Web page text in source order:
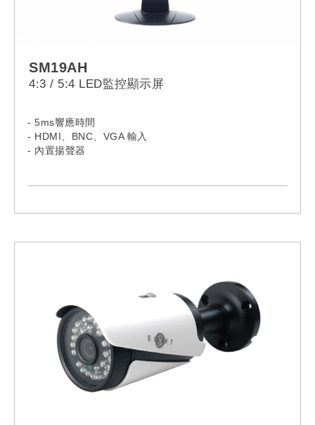
SM19AH
4:3 / 5:4 LED監控顯示屏
- 5ms響應時間
- HDMI、BNC、VGA 輸入
- 內置揚聲器